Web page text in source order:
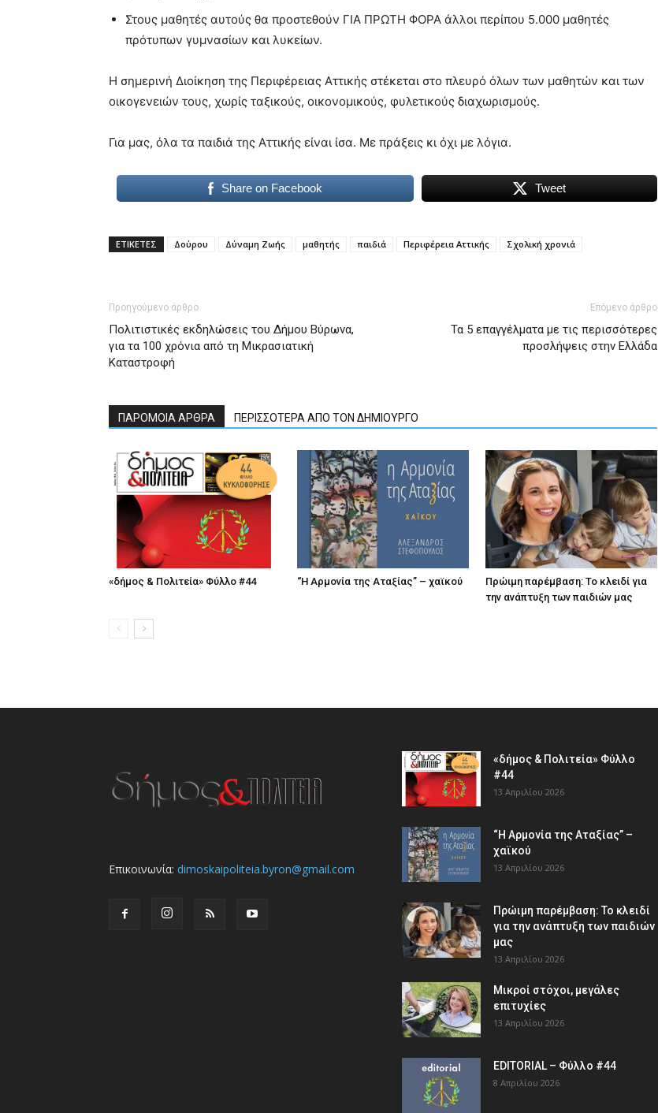
Στους μαθητές αυτούς θα προστεθούν ΓΙΑ ΠΡΩΤΗ ΦΟΡΑ άλλοι περίπου 5.000 μαθητές
πρότυπων γυμνασίων και λυκείων.
Η σημερινή Διοίκηση της Περιφέρειας Αττικής στέκεται στο πλευρό όλων των μαθητών και των
οικογενειών τους, χωρίς ταξικούς, οικονομικούς, φυλετικούς διαχωρισμούς.
Για μας, όλα τα παιδιά της Αττικής είναι ίσα. Με πράξεις κι όχι με λόγια.
Share on Facebook Tweet
ΕΤΙΚΕΤΕΣ Δούρου Δύναμη Ζωής μαθητής παιδιά Περιφέρεια Αττικής Σχολική χρονιά
Προηγούμενο άρθρο
Πολιτιστικές εκδηλώσεις του Δήμου Βύρωνα,
για τα 100 χρόνια από τη Μικρασιατική
Καταστροφή
Επόμενο άρθρο
Τα 5 επαγγέλματα με τις περισσότερες
προσλήψεις στην Ελλάδα
ΠΑΡΟΜΟΙΑ ΑΡΘΡΑ ΠΕΡΙΣΣΟΤΕΡΑ ΑΠΟ ΤΟΝ ΔΗΜΙΟΥΡΓΟ
«δήμος & Πολιτεία» Φύλλο #44 “Η Αρμονία της Αταξίας” – χαϊκού
Πρώιμη παρέμβαση: Το κλειδί για
την ανάπτυξη των παιδιών µας
Επικοινωνία: dimoskaipoliteia.byron@gmail.com
«δήμος & Πολιτεία» Φύλλο
#44
13 Απριλίου 2026
“Η Αρμονία της Αταξίας” –
χαϊκού
13 Απριλίου 2026
Πρώιμη παρέμβαση: Το κλειδί
για την ανάπτυξη των παιδιών
µας
13 Απριλίου 2026
Μικροί στόχοι, μεγάλες
επιτυχίες
13 Απριλίου 2026
EDITORIAL – Φύλλο #44
8 Απριλίου 2026